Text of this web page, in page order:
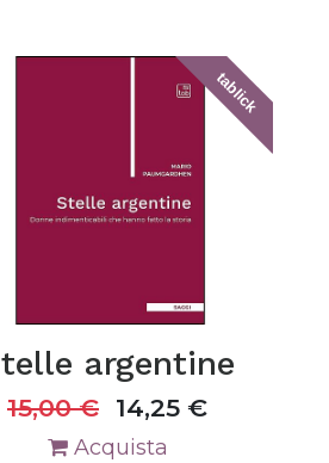
tablick
argentine
15,00€ 14,25 €
Acquista